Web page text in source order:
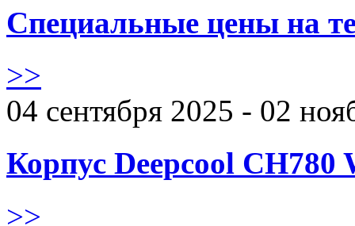
Специальные цены на
>>
04 сентября 2025 - 02
Корпус Deepcool CH780
>>